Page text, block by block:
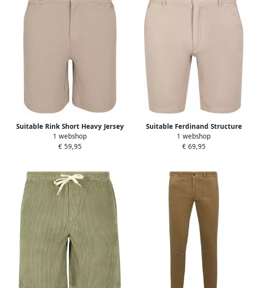
Suitable Rink Short Heavy Jersey
Taupe
1 webshop
€ 59,95
Suitable Ferdinand Structure
Short Beige
1 webshop
€ 69,95